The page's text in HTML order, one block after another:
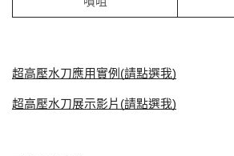
超高壓水刀應用實例 (請點選我)
超高壓水刀展示影片 (請點選我)